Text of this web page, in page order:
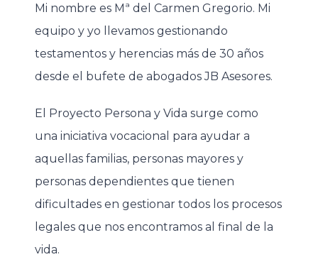
Mi nombre es Mª del Carmen Gregorio. Mi
equipo y yo llevamos gestionando
testamentos y herencias más de 30 años
desde el bufete de abogados JB Asesores.
El Proyecto Persona y Vida surge como
una iniciativa vocacional para ayudar a
aquellas familias, personas mayores y
personas dependientes que tienen
dificultades en gestionar todos los procesos
legales que nos encontramos al final de la
vida.